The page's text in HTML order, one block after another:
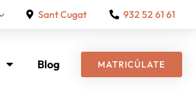
Sant Cugat 932 52 61 61
Blog MATRICÚLATE